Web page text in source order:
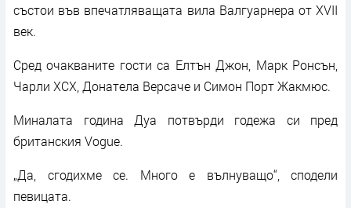
състои във впечатляващата вила Валгуарнера от XVII
век.
Сред очакваните гости са Елтън Джон, Марк Ронсън,
Чарли XCX, Донатела Версаче и Симон Порт Жакмюс.
Миналата година Дуа потвърди годежа си пред
британския Vogue.
„Да, сгодихме се. Много е вълнуващо“, сподели
певицата.